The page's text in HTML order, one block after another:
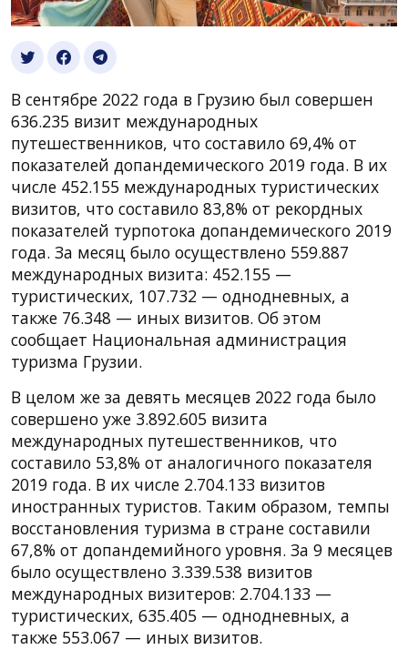
В сентябре 2022 года в Грузию был совершен
636.235 визит международных
путешественников, что составило 69,4% от
показателей допандемического 2019 года. В их
числе 452.155 международных туристических
визитов, что составило 83,8% от рекордных
показателей турпотока допандемического 2019
года. За месяц было осуществлено 559.887
международных визита: 452.155 —
туристических, 107.732 — однодневных, а
также 76.348 — иных визитов. Об этом
сообщает Национальная администрация
туризма Грузии.
В целом же за девять месяцев 2022 года было
совершено уже 3.892.605 визита
международных путешественников, что
составило 53,8% от аналогичного показателя
2019 года. В их числе 2.704.133 визитов
иностранных туристов. Таким образом, темпы
восстановления туризма в стране составили
67,8% от допандемийного уровня. За 9 месяцев
было осуществлено 3.339.538 визитов
международных визитеров: 2.704.133 —
туристических, 635.405 — однодневных, а
также 553.067 — иных визитов.